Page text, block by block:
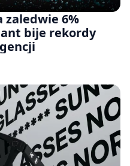
zaledwie 6%
bije rekordy